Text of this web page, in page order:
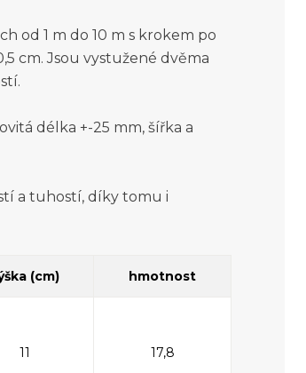
od 1 m do 10 m s krokem po
cm. Jsou vystužené dvěma
délka +-25 mm, šířka a
a tuhostí, díky tomu i
(cm) hmotnost
11 17,8